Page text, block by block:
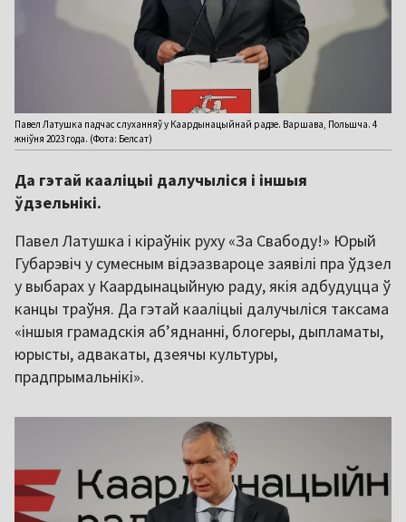
Павел Латушка падчас слуханняў у Каардынацыйнай радзе. Варшава, Польшча. 4
жніўня 2023 года. (Фота: Белсат)
Да гэтай кааліцыі далучыліся і іншыя
ўдзельнікі.
Павел Латушка і кіраўнік руху «За Свабоду!» Юрый
Губарэвіч у сумесным відэазвароце заявілі пра ўдзел
у выбарах у Каардынацыйную раду, якія адбудуцца ў
канцы траўня. Да гэтай кааліцыі далучыліся таксама
«іншыя грамадскія аб’яднанні, блогеры, дыпламаты,
юрысты, адвакаты, дзеячы культуры,
прадпрымальнікі».